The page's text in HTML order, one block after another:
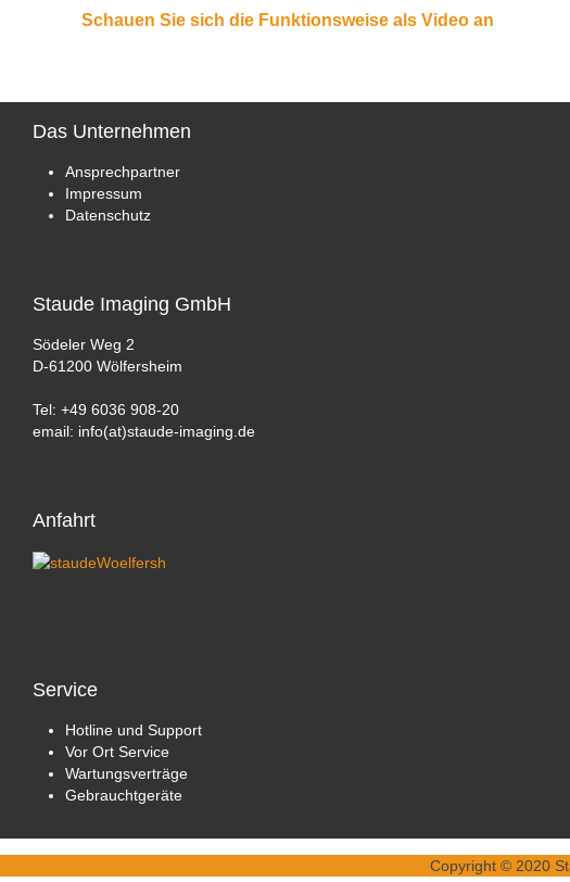
Schauen Sie sich die Funktionsweise als Video an
Das Unternehmen
Ansprechpartner
Impressum
Datenschutz
Staude Imaging GmbH
Södeler Weg 2
D-61200 Wölfersheim
Tel: +49 6036 908-20
email: info(at)staude-imaging.de
Anfahrt
Service
Hotline und Support
Vor Ort Service
Wartungsverträge
Gebrauchtgeräte
Copyright © 2020